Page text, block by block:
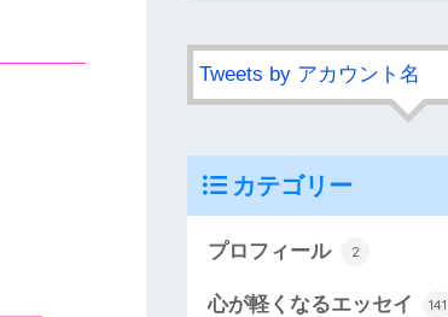
Tweets by アカウント名
カテゴリー
プロフィール 2
心が軽くなるエッセイ 141